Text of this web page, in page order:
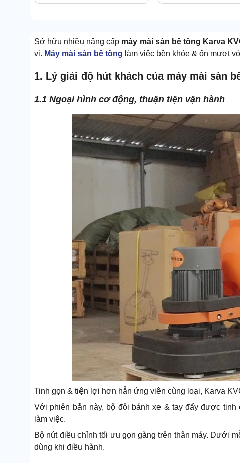
Sở hữu nhiều nâng cấp máy mài sàn bê tông Karva
vị. Máy mài sàn bê tông làm việc bền khỏe & ổn mượt
1. Lý giải độ hút khách của máy mài sàn
1.1 Ngoại hình cơ động, thuận tiện vận hành
Tinh gọn & tiện lợi hơn hẳn ứng viên cùng loại, Karva
Với phiên bản này, bộ đôi bánh xe & tay đẩy được
làm việc.
Bộ nút điều chỉnh tối ưu gọn gàng trên thân máy. Dưới
dùng khi điều hành.